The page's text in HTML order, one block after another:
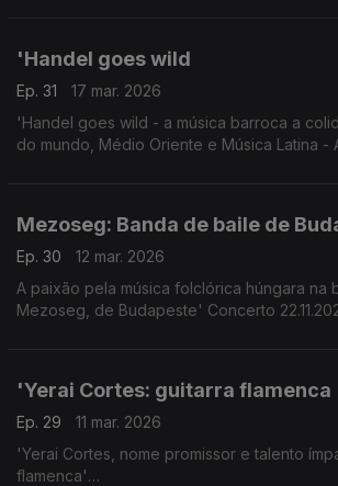
'Handel goes wild
Ep. 31
17 mar. 2026
'Handel goes wild - a música barroca a
do mundo, Médio Oriente e Música Latina -
Mezoseg: Banda de baile de
Ep. 30
12 mar. 2026
A paixão pela música folclórica húngara na
Mezoseg, de Budapeste' Concerto
'Yerai Cortes: guitarra flamenca
Ep. 29
11 mar. 2026
'Yerai Cortes, nome promissor e talento
flamenca'